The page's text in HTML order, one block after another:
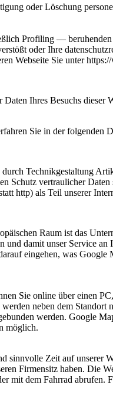
oder Löschung
Profiling —
oder Ihre
Webseite Sie unter
Ihres Besuchs
Sie in der folgenden
Technikgestaltung
Schutz vertraulicher
http) als Teil unserer
Raum ist das
damit unser Service
eingehen, was
Sie online über einen
neben dem
werden. Google
möglich.
sinnvolle Zeit auf
Firmensitz haben. Die
dem Fahrrad abrufen.